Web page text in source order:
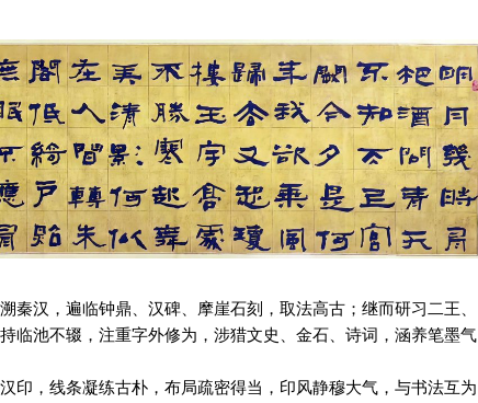
汉，遍临钟鼎、汉碑、摩崖石刻，取法高古；继而研习二王、
临池不辍，注重字外修为，涉猎文史、金石、诗词，涵养笔墨气
印，线条凝练古朴，布局疏密得当，印风静穆大气，与书法互为